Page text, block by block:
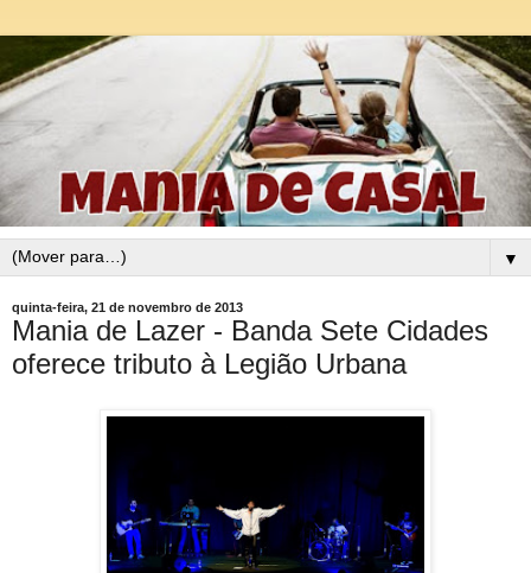
▼
quinta-feira, 21 de novembro de 2013
Mania de Lazer - Banda Sete Cidades
oferece tributo à Legião Urbana